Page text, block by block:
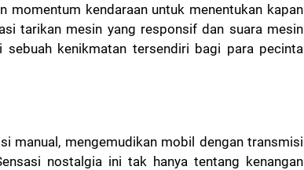
momentum kendaraan untuk menentukan kapan
tarikan mesin yang responsif dan suara mesin
kenikmatan tersendiri bagi para pecinta
manual, mengemudikan mobil dengan transmisi
nostalgia ini tak hanya tentang kenangan